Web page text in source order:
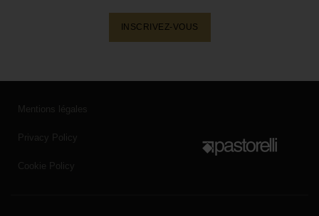
INSCRIVEZ-VOUS
Mentions légales
Privacy Policy
Cookie Policy